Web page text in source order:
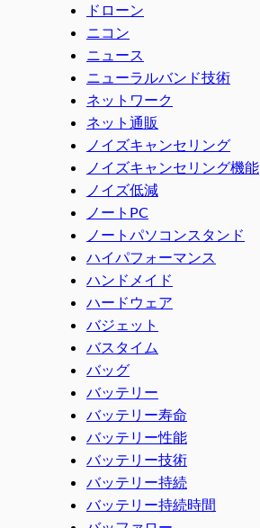
ドローン
ニコン
ニュース
ニューラルバンド技術
ネットワーク
ネット通販
ノイズキャンセリング
ノイズキャンセリング機能
ノイズ低減
ノートPC
ノートパソコンスタンド
ハイパフォーマンス
ハンドメイド
ハードウェア
バジェット
バスタイム
バッグ
バッテリー
バッテリー寿命
バッテリー性能
バッテリー技術
バッテリー持続
バッテリー持続時間